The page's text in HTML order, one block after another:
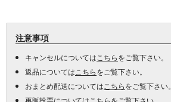
注意事項
キャンセルについては こちらをご覧下さい。
返品については こちらをご覧下さい。
おまとめ配送については こちらをご覧下さい。
再販投票については こちらをご覧下さい。